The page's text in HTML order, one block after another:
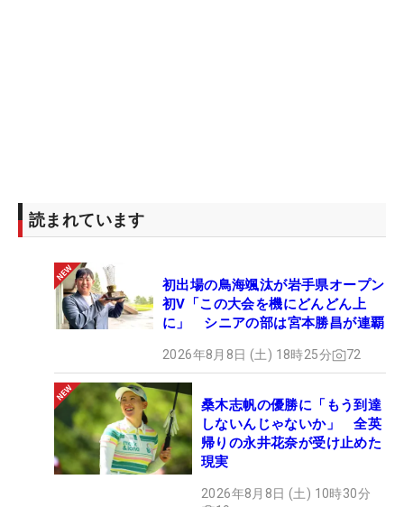
読まれています
初出場の鳥海颯汰が岩手県オープン
初V「この大会を機にどんどん上
に」 シニアの部は宮本勝昌が連覇
2026年8月8日 (土) 18時25分 72
桑木志帆の優勝に「もう到達
しないんじゃないか」 全英
帰りの永井花奈が受け止めた
現実
2026年8月8日 (土) 10時30分